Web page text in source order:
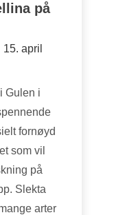
på
15. april
Gulen i
fornøyd
som vil
på
Slekta
arter